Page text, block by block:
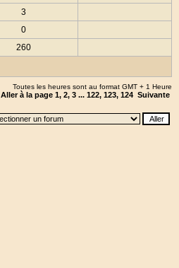
3
0
260
Toutes les heures sont au format GMT + 1 Heure
Aller à la page 1, 2, 3 ... 122, 123, 124 Suivante